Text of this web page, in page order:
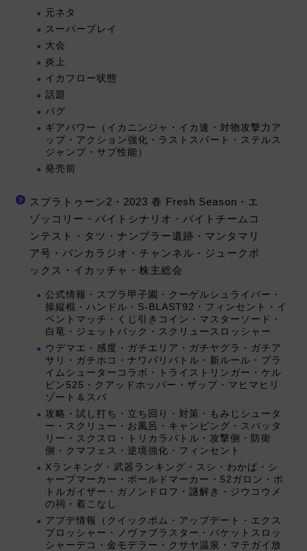
元ネタ
スーパープレイ
大会
炎上
イカフロー状態
話題
バグ
ギアパワー（イカニンジャ・イカ速・対物攻撃力ア
ップ・アクション強化・ラストスパート・ステルス
ジャンプ・サブ性能）
発売前
スプラトゥーン2・2023 春 Fresh Season・エ
ゾッコリー・バイトシナリオ・バイトチームコ
ンテスト・タツ・ナンプラー遺跡・マンタマリ
ア号・バンカラジオ・チャンネル・ジュークボ
ックス・イカッチャ・株主総会
公式情報・スプラ甲子園・クーゲルシュライバー・
操縦棍・ハンドル・S-BLAST92・フィンセント・イ
ベントマッチ・くじ引きコイン・マスターソード・
白竜・ジェットパック・スクリュースロッシャー
ウデマエ・感度・ガチエリア・ガチヤグラ・ガチア
サリ・ガチホコ・ナワバリバトル・新ルール・プラ
イムシューターコラボ・トライストリンガー・ケル
ビン525・クアッドホッパー・ザップ・マヒマヒリ
ゾート＆スパ
攻略・試し打ち・立ち回り・対策・もみじシュータ
ー・スクリュー・お風呂・キャンピング・スパッタ
リー・スクスロ・トリカラバトル・攻撃側・防衛
側・クマフェス・逆境強化・フィンセント
Xランキング・武器ランキング・スシ・わかば・シ
ャープマーカー・ボールドマーカー・52ガロン・ボ
トルガイザー・ガノンドロフ・謎解き・ジウコウメ
の祠・着こなし
アプデ情報（クイックボム・アップデート・エクス
プロッシャー・ノヴァブラスター・バケットスロッ
シャーデコ・金モデラー・クサヤ温泉・マテガイ放